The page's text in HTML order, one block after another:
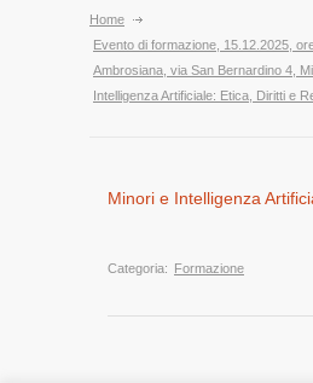
Home
Evento di formazione, 15.12.2025,
Ambrosiana, via San Bernardino 4,
Intelligenza Artificiale: Etica, Diritti e
Minori e Intelligenza
Categoria: Formazione